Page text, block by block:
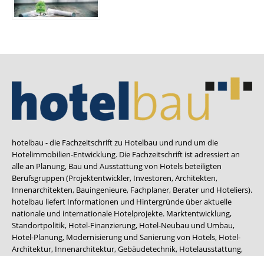
hotelbau - die Fachzeitschrift zu Hotelbau und rund um die
Hotelimmobilien-Entwicklung. Die Fachzeitschrift ist adressiert an
alle an Planung, Bau und Ausstattung von Hotels beteiligten
Berufsgruppen (Projektentwickler, Investoren, Architekten,
Innenarchitekten, Bauingenieure, Fachplaner, Berater und Hoteliers).
hotelbau liefert Informationen und Hintergründe über aktuelle
nationale und internationale Hotelprojekte. Marktentwicklung,
Standortpolitik, Hotel-Finanzierung, Hotel-Neubau und Umbau,
Hotel-Planung, Modernisierung und Sanierung von Hotels, Hotel-
Architektur, Innenarchitektur, Gebäudetechnik, Hotelausstattung,